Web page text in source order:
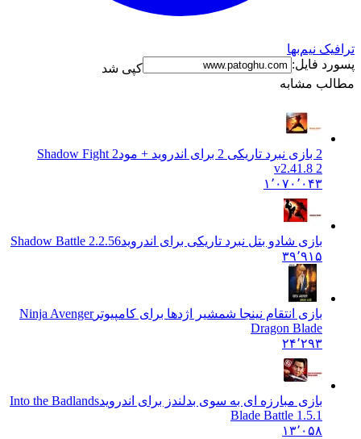
ترافیک نیم‌بها
پسورد فایل:
کپی شد
مطالب مشابه
2 بازی نبرد تاریکی 2 برای اندروید + مود
Shadow Fight 2
v2.41.8 2
۱٬۰۷۰٬۰۴۳
بازی شادو بتل نبرد تاریکی برای اندرویدShadow Battle 2.2.56
۳۹٬۹۱۵
بازی انتقام نینجا شمشیر اژدها برای کامپیوترNinja Avenger
Dragon Blade
۲۴٬۲۹۳
بازی مبارزه ای به سوی بدلندز برای اندرویدInto the Badlands
Blade Battle 1.5.1
۱۳٬۰۵۸